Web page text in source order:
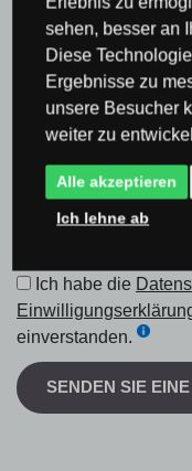
Ich habe die
einverstanden.
SENDEN SIE
sehen, besser an
Diese
Ergebnisse zu
unsere Besucher
weiter zu
Alle akzeptieren
Ich lehne ab